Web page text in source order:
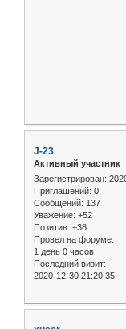
J-23
Активный участник
Зарегистрирован:
Приглашений: 0
Сообщений: 137
Уважение: +52
Позитив: +38
Провел на форуме:
1 день 0 часов
Последний визит:
2020-12-30 21:20:35